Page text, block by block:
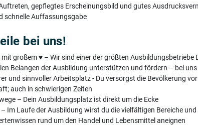
gepflegtes Erscheinungsbild und gutes
schnelle Auffassungsgabe
bei uns!
mit großem ♥ – Wir sind einer der größten
Belangen der Ausbildung unterstützen und fördern – bei
und sinnvoller Arbeitsplatz - Du versorgst die Bevölkerung
auch in schwierigen Zeiten
– Dein Ausbildungsplatz ist direkt um die Ecke
Im Laufe der Ausbildung wirst du die vielfältigen Bereiche
rund um den Handel und Lebensmittel aneignen